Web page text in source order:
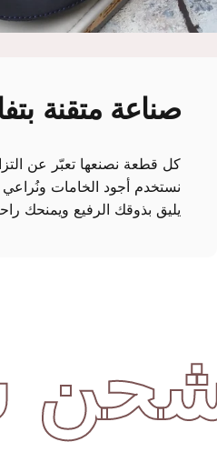
صناعةمتقنة
كل قطعة نصنعها تعبّر عن
نستخدم أجود الخامات ونُراعي
يليق بذوقك الرفيع ويمنحك